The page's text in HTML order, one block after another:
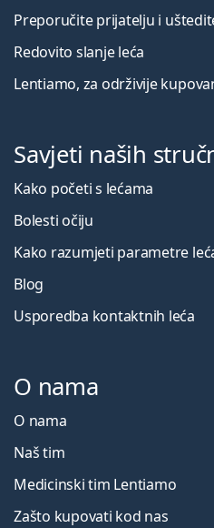
Preporučite prijatelju i
Redovito slanje leća
Lentiamo, za održivije
Savjeti naših
Kako početi s lećama
Bolesti očiju
Kako razumjeti parametre
Blog
Usporedba kontaktnih leća
O nama
O nama
Naš tim
Medicinski tim Lentiamo
Zašto kupovati kod nas